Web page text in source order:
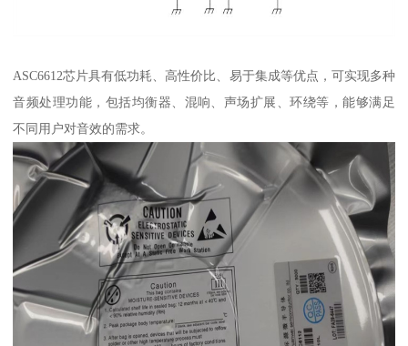
ASC6612芯片具有低功耗、高性价比、易于集成等优点，可实现多种
音频处理功能，包括均衡器、混响、声场扩展、环绕等，能够满足
不同用户对音效的需求。